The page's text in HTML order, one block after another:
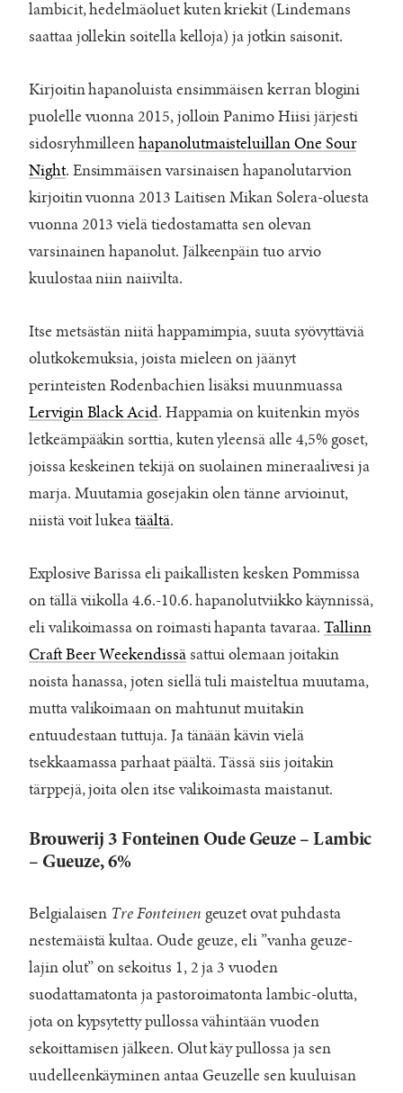
lambicit, hedelmäoluet kuten kriekit (Lindemans
saattaa jollekin soitella kelloja) ja jotkin saisonit.
Kirjoitin hapanoluista ensimmäisen kerran blogini
puolelle vuonna 2015, jolloin Panimo Hiisi järjesti
sidosryhmilleenhapanolutmaisteluillan One Sour
Night. Ensimmäisen varsinaisen hapanolutarvion
kirjoitin vuonna 2013 Laitisen Mikan Solera-oluesta
vuonna 2013 vielä tiedostamatta sen olevan
varsinainen hapanolut. Jälkeenpäin tuo arvio
kuulostaa niin naiivilta.
Itse metsästän niitä happamimpia, suuta syövyttäviä
olutkokemuksia, joista mieleen on jäänyt
perinteisten Rodenbachien lisäksi muunmuassa
Lervigin Black Acid. Happamia on kuitenkin myös
letkeämpääkin sorttia, kuten yleensä alle 4,5% goset,
joissa keskeinen tekijä on suolainen mineraalivesi ja
marja. Muutamia gosejakin olen tänne arvioinut,
niistä voit lukeatäältä.
Explosive Barissa eli paikallisten kesken Pommissa
on tällä viikolla 4.6.-10.6. hapanolutviikko käynnissä,
eli valikoimassa on roimasti hapanta tavaraa. Tallinn
Craft Beer Weekendissäsattui olemaan joitakin
noista hanassa, joten siellä tuli maisteltua muutama,
mutta valikoimaan on mahtunut muitakin
entuudestaan tuttuja. Ja tänään kävin vielä
tsekkaamassa parhaat päältä. Tässä siis joitakin
tärppejä, joita olen itse valikoimasta maistanut.
Brouwerij 3 Fonteinen Oude Geuze – Lambic
– Gueuze, 6%
Belgialaisen Tre Fonteinen geuzet ovat puhdasta
nestemäistä kultaa. Oude geuze, eli ”vanha geuze-
lajin olut” on sekoitus 1, 2 ja 3 vuoden
suodattamatonta ja pastoroimatonta lambic-olutta,
jota on kypsytetty pullossa vähintään vuoden
sekoittamisen jälkeen. Olut käy pullossa ja sen
uudelleenkäyminen antaa Geuzelle sen kuuluisan